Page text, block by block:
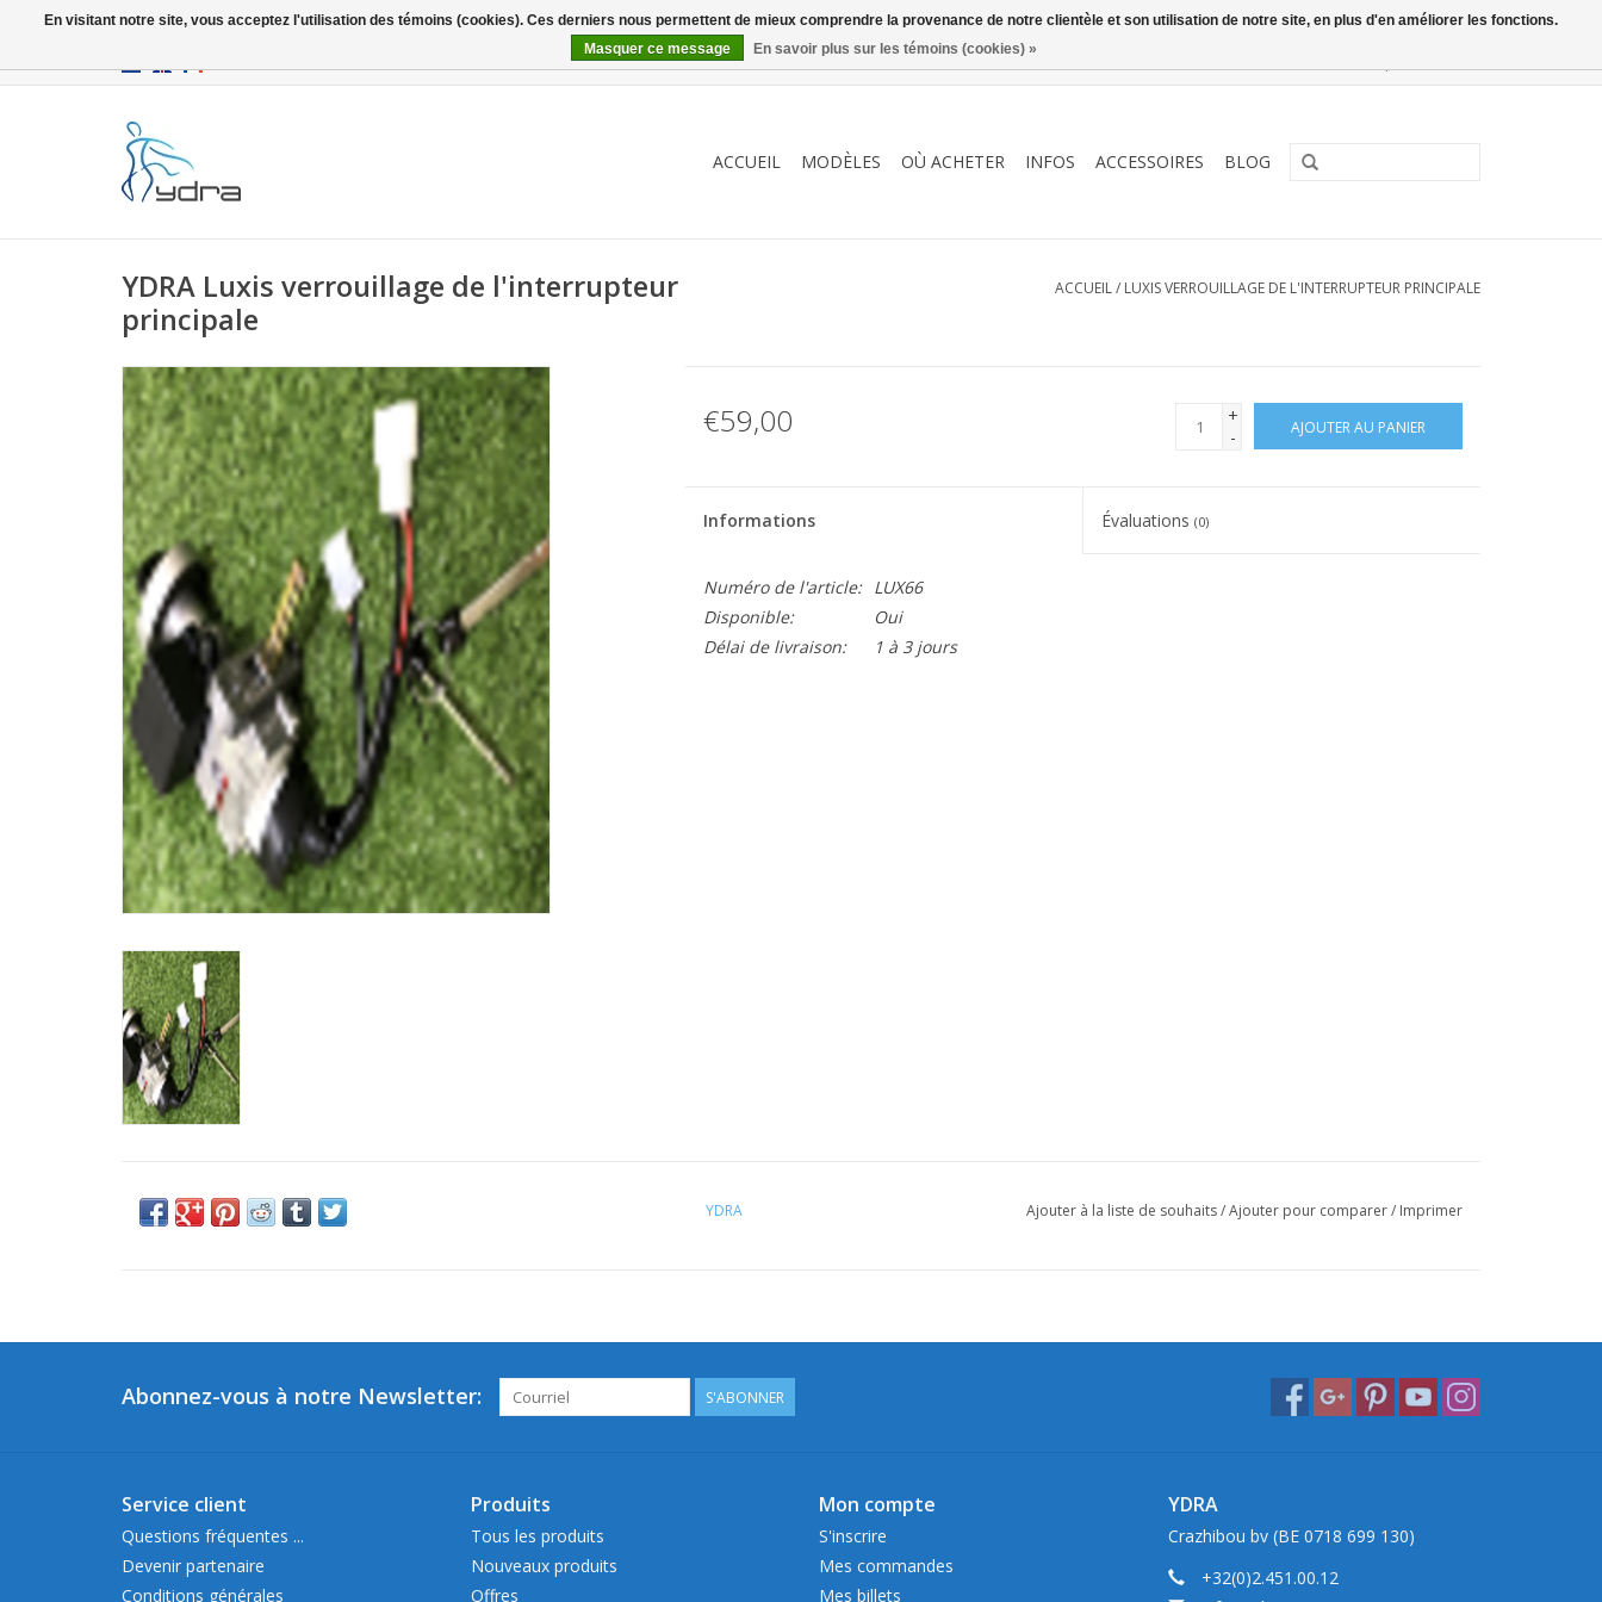
ACCUEIL MODÈLES OÙ ACHETER INFOS ACCESSOIRES BLOG
YDRA Luxis verrouillage de l'interrupteur
principale
ACCUEIL/ LUXIS VERROUILLAGE DE L'INTERRUPTEUR PRINCIPALE
€59,00
+
-
AJOUTER AU PANIER
Informations Évaluations(0)
Numéro de l'article:
LUX66
Disponible:
Oui
Délai de livraison:
1 à 3 jours
YDRA Ajouter à la liste de souhaits/Ajouter pour comparer/ Imprimer
Abonnez-vous à notre Newsletter: S'ABONNER
Service client
Questions fréquentes ...
Devenir partenaire
Conditions générales
Produits
Tous les produits
Nouveaux produits
Offres
Mon compte
S'inscrire
Mes commandes
Mes billets
YDRA
Crazhibou bv (BE 0718 699 130)
+32(0)2.451.00.12
En visitant notre site, vous acceptez l'utilisation des témoins (cookies). Ces derniers nous permettent de mieux comprendre la provenance de notre clientèle et son utilisation de notre site, en plus d'en améliorer les fonctions.
Masquer ce message
En savoir plus sur les témoins (cookies) »